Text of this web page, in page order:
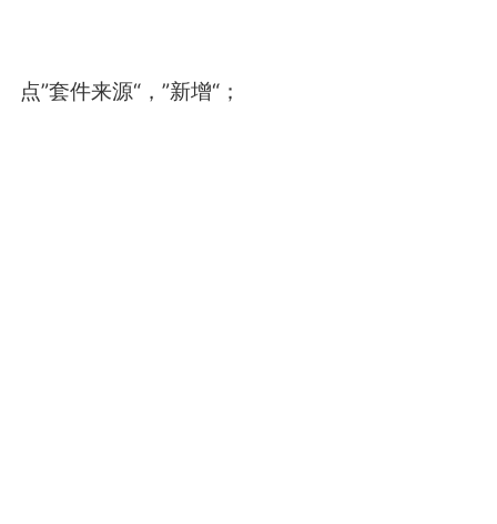
点”套件来源“，”新增“；